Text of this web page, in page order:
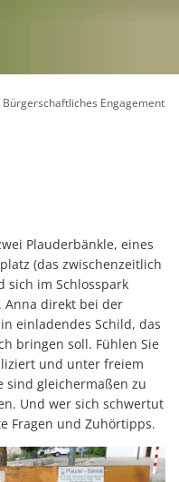
Bürgerschaftliches Engagement
Plauderbänkle, eines
(das zwischenzeitlich
sich im Schlosspark
Anna direkt bei der
einladendes Schild, das
bringen soll. Fühlen Sie
und unter freiem
sind gleichermaßen zu
Und wer sich schwertut
Fragen und Zuhörtipps.